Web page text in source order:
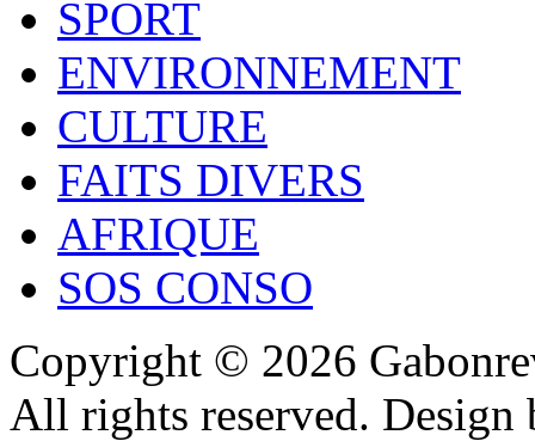
SPORT
ENVIRONNEMENT
CULTURE
FAITS DIVERS
AFRIQUE
SOS CONSO
Copyright © 2026
All rights reserved.